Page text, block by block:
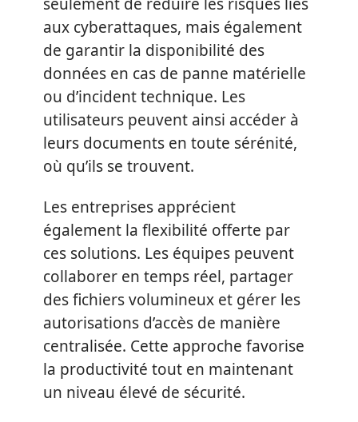
aux cyberattaques, mais également
de garantir la disponibilité des
données en cas de panne matérielle
ou d’incident technique. Les
utilisateurs peuvent ainsi accéder à
leurs documents en toute sérénité,
où qu’ils se trouvent.
Les entreprises apprécient
également la flexibilité offerte par
ces solutions. Les équipes peuvent
collaborer en temps réel, partager
des fichiers volumineux et gérer les
autorisations d’accès de manière
centralisée. Cette approche favorise
la productivité tout en maintenant
un niveau élevé de sécurité.